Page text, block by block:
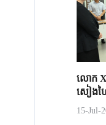
លោក Xi
សៀងហ
15-Jul-